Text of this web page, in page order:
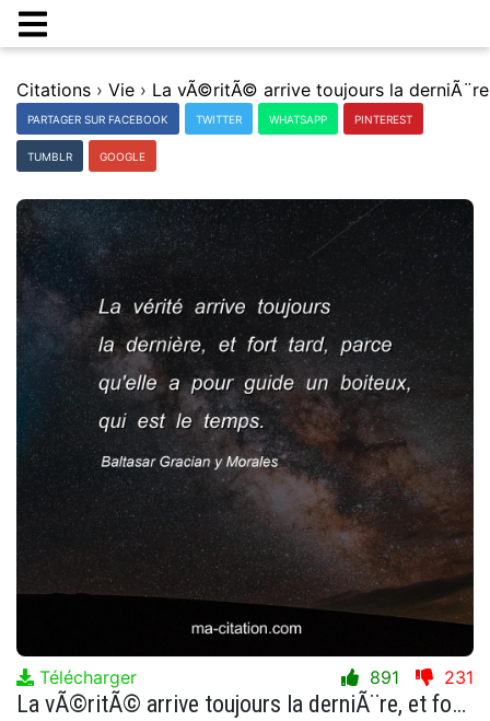
Citations › Vie ›
PARTAGER SUR FACEBOOK TWITTER WHATSAPP PINTEREST
TUMBLR GOOGLE
Télécharger 891 231
La vÃ©ritÃ© arrive toujours la derniÃ¨re, et fort tard, parce qu'elle a pour guide un boiteux, qui est le temps.